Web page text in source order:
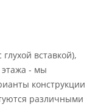
вставкой),
этажа - мы
конструкции
различными